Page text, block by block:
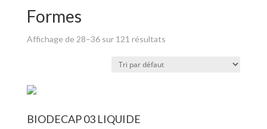
Formes
Affichage de 28–36 sur 121 résultats
BIODECAP 03 LIQUIDE